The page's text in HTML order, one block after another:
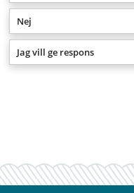
Nej
Jag vill ge respons